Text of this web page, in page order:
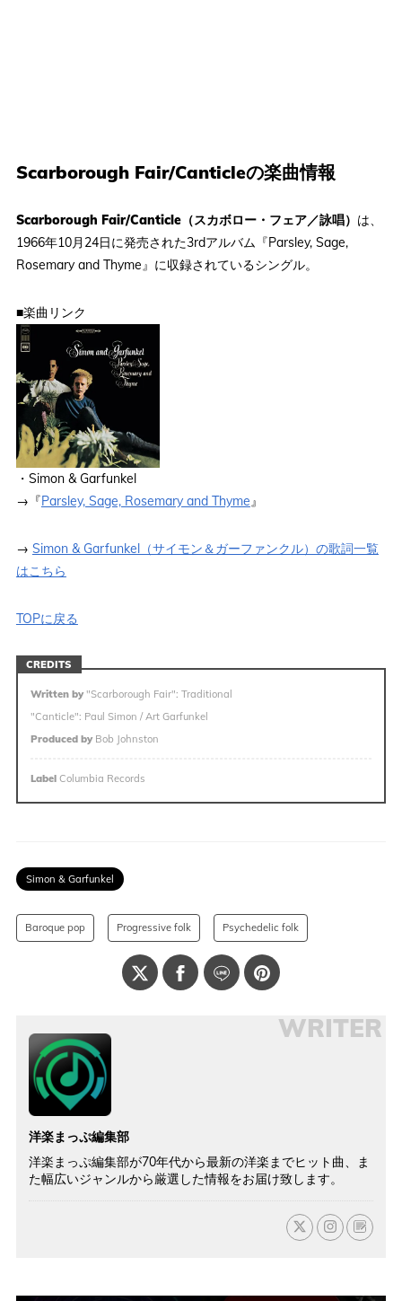
Scarborough Fair/Canticleの楽曲情報
Scarborough Fair/Canticle（スカボロー・フェア／詠唱） は、
1966年10月24日に発売された3rdアルバム『Parsley, Sage,
Rosemary and Thyme』に収録されているシングル。
■楽曲リンク
・Simon & Garfunkel
→『Parsley, Sage, Rosemary and Thyme』
→ Simon & Garfunkel（サイモン＆ガーファンクル）の歌詞一覧
はこちら
TOPに戻る
CREDITS
Written by"Scarborough Fair": Traditional
"Canticle": Paul Simon / Art Garfunkel
Produced byBob Johnston
LabelColumbia Records
Simon & Garfunkel
Baroque pop Progressive folk Psychedelic folk
WRITER
洋楽まっぷ編集部
洋楽まっぷ編集部が70年代から最新の洋楽までヒット曲、ま
た幅広いジャンルから厳選した情報をお届け致します。